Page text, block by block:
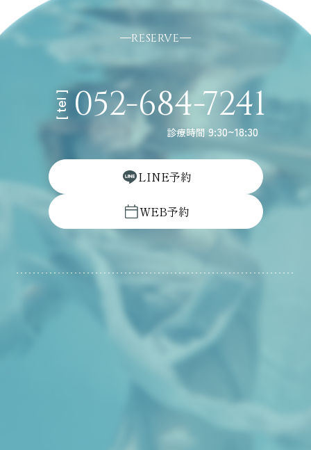
RESERVE
[ tel ] 052-684-7241
診療時間 9:30~18:30
LINE予約
WEB予約